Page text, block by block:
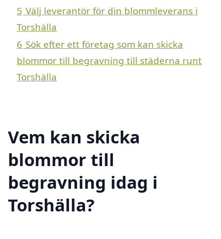
5 Välj leverantör för din blommleverans i
Torshälla
6 Sök efter ett företag som kan skicka
blommor till begravning till städerna runt
Torshälla
Vem kan skicka
blommor till
begravning idag i
Torshälla?